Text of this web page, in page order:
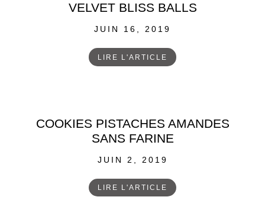
VELVET BLISS BALLS
POSTED
JUIN 16, 2019
LIRE L'ARTICLE
COOKIES PISTACHES AMANDES
SANS FARINE
POSTED
JUIN 2, 2019
LIRE L'ARTICLE